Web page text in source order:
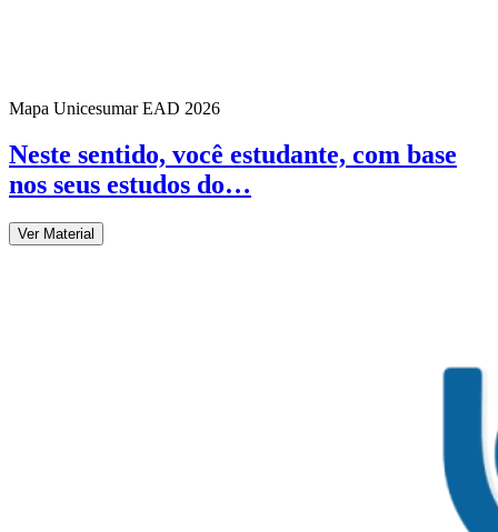
Mapa Unicesumar EAD 2026
Neste sentido, você estudante, com base
nos seus estudos do…
Ver Material